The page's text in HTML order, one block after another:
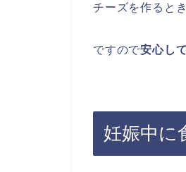
チーズを作ると
ですので安心し
妊娠中に